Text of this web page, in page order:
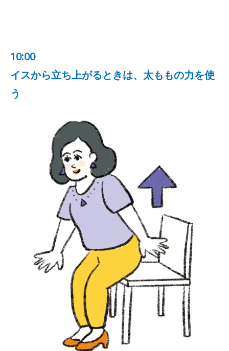
10:00
イスから立ち上がるときは、太ももの力を使
う